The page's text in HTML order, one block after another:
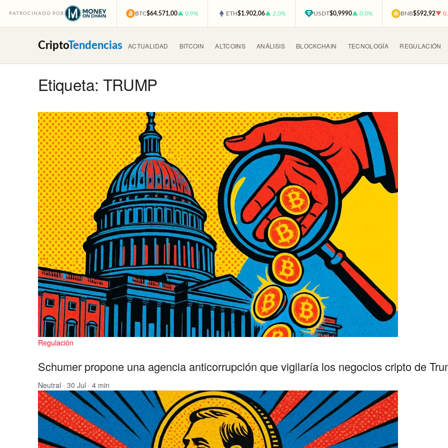
PATROCINADO POR BTC$64.571,00▲ 0,9% ETH$1.902,06▲ 2,0% USDT$0,9990▲ 0,0% BNB$592,92▼
CriptoTendencias ACTUALIDAD BITCOIN ALTCOINS ANÁLISIS BLOCKCHAIN TECNOLOGÍA REGULACIÓN
Etiqueta: TRUMP
Regulación
Schumer propone una agencia anticorrupción que vigilaría los negocios cripto de
Neutral · 30 Jul · 4 min